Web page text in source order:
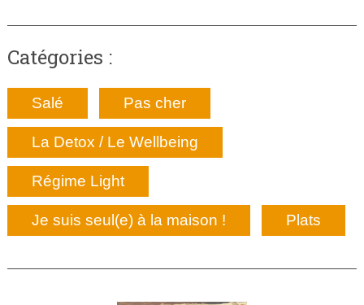
Catégories :
Salé Pas cher
La Detox / Le Wellbeing
Régime Light
Je suis seul(e) à la maison ! Plats